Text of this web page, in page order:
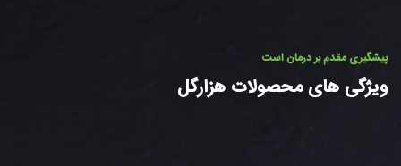
پیشگیری مقدم بر درمان است
ویژگی های محصولات هزارگل